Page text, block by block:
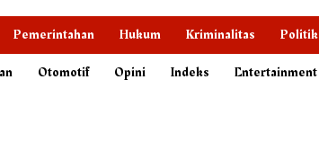
Pemerintahan Hukum Kriminalitas Politik
Otomotif Opini Indeks Entertainment